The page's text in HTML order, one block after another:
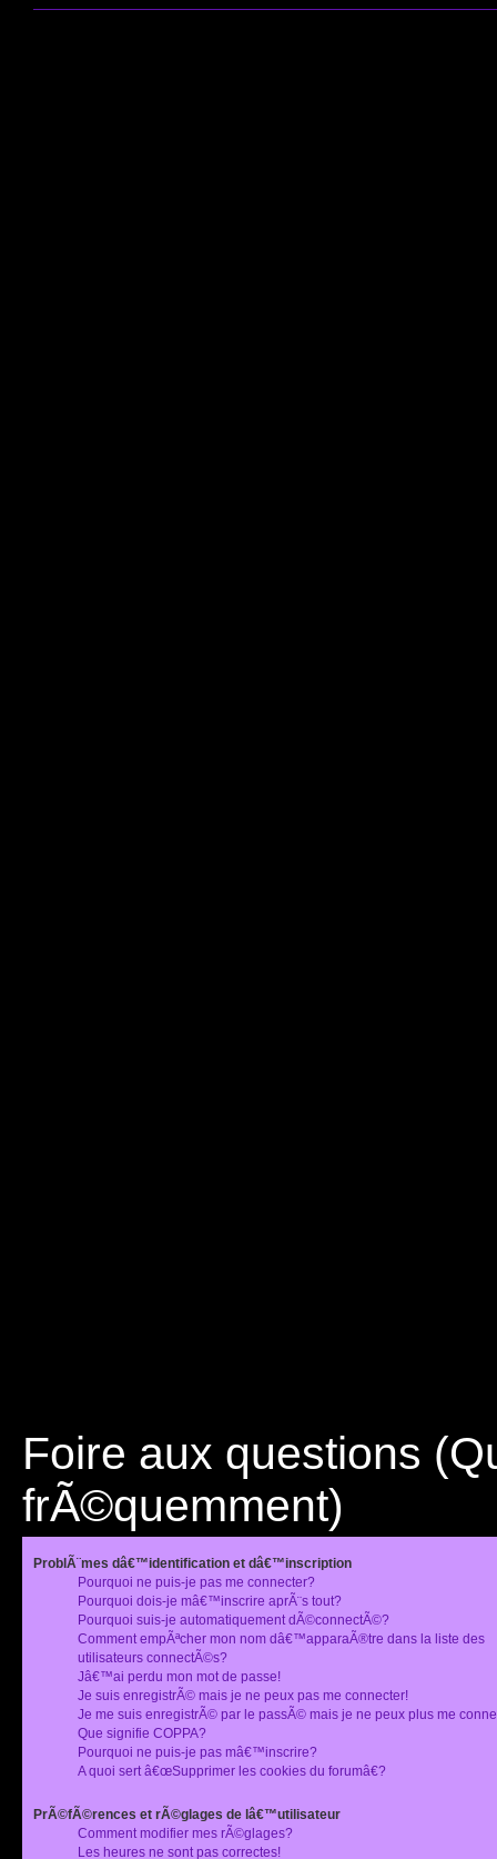
Foire aux questions
frÃ©quemment)
ProblÃ¨mes dâ€™identification et dâ€™inscription
Pourquoi ne puis-je pas me connecter?
Pourquoi dois-je mâ€™inscrire aprÃ¨s tout?
Pourquoi suis-je automatiquement dÃ©connectÃ©?
Comment empÃªcher mon nom dâ€™apparaÃ®tre dans la liste des
utilisateurs connectÃ©s?
Jâ€™ai perdu mon mot de passe!
Je suis enregistrÃ© mais je ne peux pas me connecter!
Je me suis enregistrÃ© par le passÃ© mais je ne peux plus me
Que signifie COPPA?
Pourquoi ne puis-je pas mâ€™inscrire?
A quoi sert â€œSupprimer les cookies du forumâ€?
PrÃ©fÃ©rences et rÃ©glages de lâ€™utilisateur
Comment modifier mes rÃ©glages?
Les heures ne sont pas correctes!